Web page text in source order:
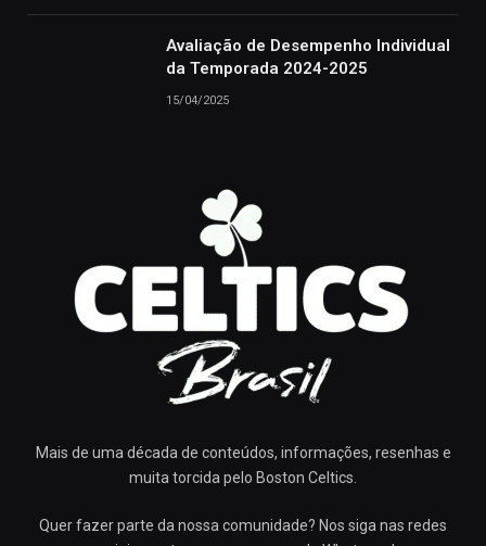
Avaliação de Desempenho Individual
da Temporada 2024-2025
15/04/2025
Mais de uma década de conteúdos, informações, resenhas e
muita torcida pelo Boston Celtics.
Quer fazer parte da nossa comunidade? Nos siga nas redes